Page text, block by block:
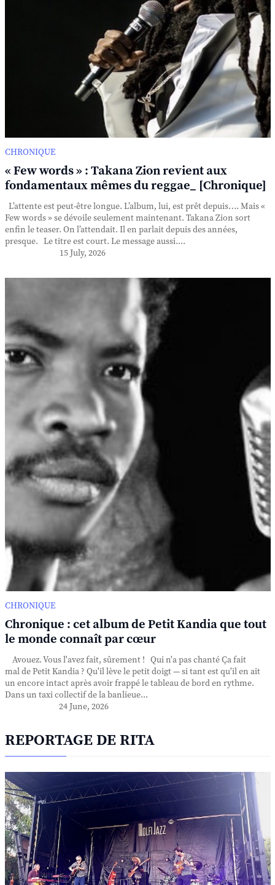
CHRONIQUE
« Few words » : Takana Zion revient aux
fondamentaux mêmes du reggae_ [Chronique]
L’attente est peut-être longue. L’album, lui, est prêt depuis…. Mais «
Few words » se dévoile seulement maintenant. Takana Zion sort
enfin le teaser. On l’attendait. Il en parlait depuis des années,
presque. Le titre est court. Le message aussi....
15 July, 2026
CHRONIQUE
Chronique : cet album de Petit Kandia que tout
le monde connaît par cœur
Avouez. Vous l'avez fait, sûrement ! Qui n'a pas chanté Ça fait
mal de Petit Kandia ? Qu'il lève le petit doigt — si tant est qu'il en ait
un encore intact après avoir frappé le tableau de bord en rythme.
Dans un taxi collectif de la banlieue...
24 June, 2026
REPORTAGE DE RITA